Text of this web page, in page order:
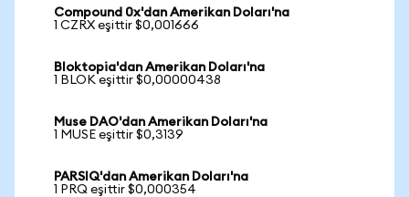
Compound 0x'dan Amerikan Doları'na
1 CZRX eşittir $0,001666
Bloktopia'dan Amerikan Doları'na
1 BLOK eşittir $0,00000438
Muse DAO'dan Amerikan Doları'na
1 MUSE eşittir $0,3139
PARSIQ'dan Amerikan Doları'na
1 PRQ eşittir $0,000354